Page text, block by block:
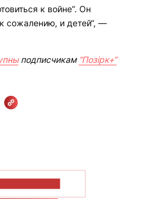
к войне”. Он
сожалению, и детей“, —
подписчикам “Позірк+“